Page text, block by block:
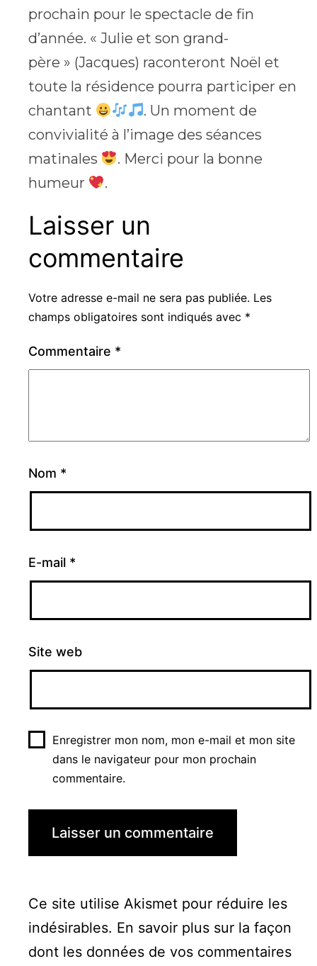
prochain pour le spectacle de fin
d’année. « Julie et son grand-
père » (Jacques) raconteront Noël et
toute la résidence pourra participer en
chantant
. Un moment de
convivialité à l’image des séances
matinales
. Merci pour la bonne
humeur
.
Laisser un
commentaire
Votre adresse e-mail ne sera pas publiée. Les
champs obligatoires sont indiqués avec *
Commentaire *
Nom *
E-mail *
Site web
Enregistrer mon nom, mon e-mail et mon site
dans le navigateur pour mon prochain
commentaire.
Ce site utilise Akismet pour réduire les
indésirables. En savoir plus sur la façon
dont les données de vos commentaires